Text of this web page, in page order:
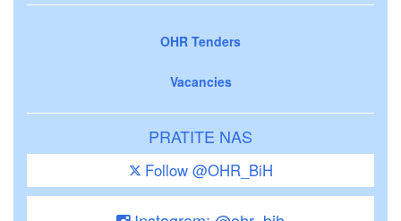
OHR Tenders
Vacancies
PRATITE NAS
Follow @OHR_BiH